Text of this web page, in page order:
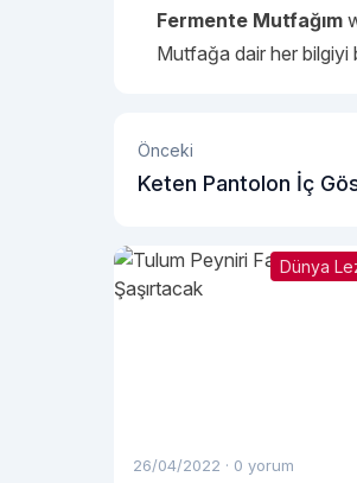
Fermente Mutfağım
Mutfağa dair her bilgiyi
Önceki
Keten Pantolon İç
Dünya
26/04/2022 · 0 yorum